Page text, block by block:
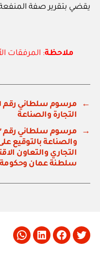
يقضي بتقرير صفة
ملاحظة: المرفقات
←
التجارة والصناعة
→
والصناعة بالتوقيع
التجاري والتعاون
سلطنة عمان وحكومة
Twitter
Facebook
LinkedIn